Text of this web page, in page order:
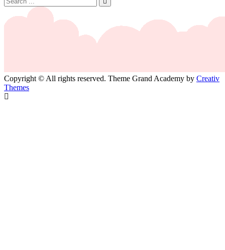
for:
Copyright © All rights reserved. Theme Grand Academy by Creativ
Themes